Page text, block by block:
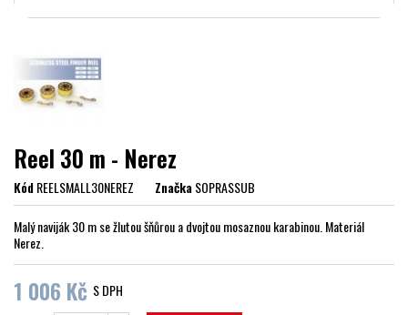
Reel 30 m - Nerez
KódREELSMALL30NEREZ ZnačkaSOPRASSUB
Malý naviják 30 m se žlutou šňůrou a dvojtou mosaznou karabinou. Materiál
Nerez.
1 006 Kč S DPH